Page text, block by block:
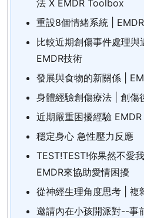
法 X EMDR Toolbox
重設8個情緒系統 |
比較近期創傷事件處理與
EMDR技術
發展與食物的新關係 |
身體經驗創傷療法 | 創傷
近期嚴重困擾經驗 EMDR
穩定身心 急性壓力反應
TEST!TEST!你果然不愛
EMDR來協助愛情困擾
從神經生理角度思考 | 複
邀請內在小孩開派對--事